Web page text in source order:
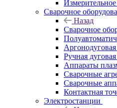
Сварочное
Назад
Сварочное
Ручная
Аппараты
Сварочные
Сварочные
Контактная
Электростанции